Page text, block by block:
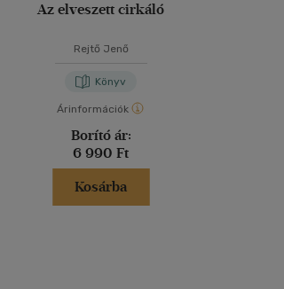
Az elveszett cirkáló
Rejtő Jenő
Könyv
Árinformációk
Borító ár:
6 990 Ft
Kosárba